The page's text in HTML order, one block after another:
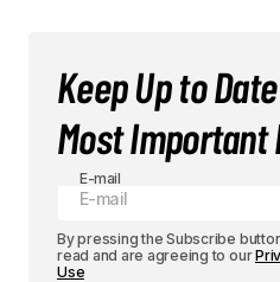
Keep Up to
Most Important
E-mail
By pressing the Subscribe
read and are agreeing to our
Use